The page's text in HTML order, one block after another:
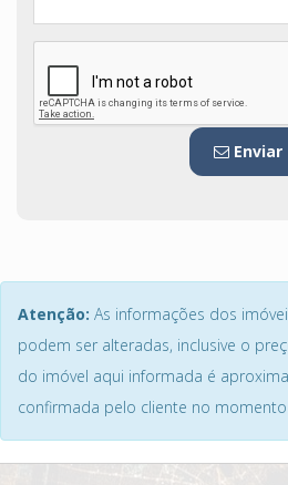
Enviar
Atenção: As informações dos
podem ser alteradas, inclusive o
do imóvel aqui informada é
confirmada pelo cliente no